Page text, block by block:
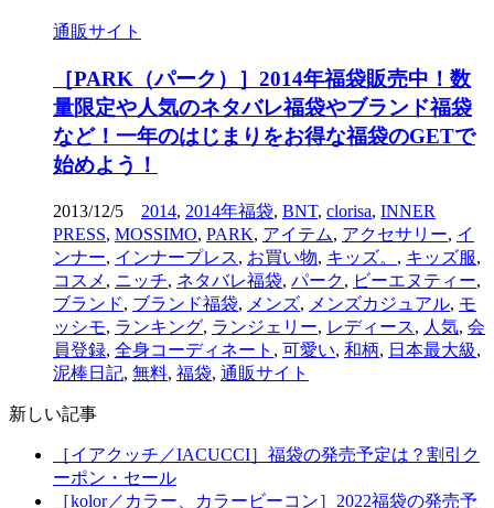
通販サイト
［PARK（パーク）］2014年福袋販売中！数
量限定や人気のネタバレ福袋やブランド福袋
など！一年のはじまりをお得な福袋のGETで
始めよう！
2013/12/5 2014, 2014年福袋, BNT, clorisa, INNER
PRESS, MOSSIMO, PARK, アイテム, アクセサリー, イ
ンナー, インナープレス, お買い物, キッズ。 , キッズ服,
コスメ , ニッチ, ネタバレ福袋, パーク, ビーエヌティー,
ブランド, ブランド福袋, メンズ, メンズカジュアル, モ
ッシモ, ランキング, ランジェリー, レディース, 人気, 会
員登録, 全身コーディネート , 可愛い, 和柄, 日本最大級,
泥棒日記, 無料, 福袋, 通販サイト
新しい記事
［イアクッチ／IACUCCI］福袋の発売予定は？割引ク
ーポン・セール
［kolor／カラー、カラービーコン］2022福袋の発売予